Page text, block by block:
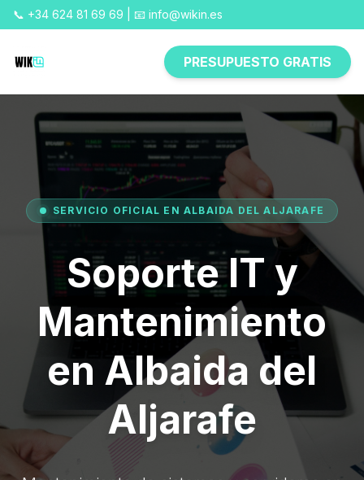
📞 +34 624 81 69 69 | 📧 info@wikin.es
PRESUPUESTO GRATIS
SERVICIO OFICIAL EN ALBAIDA DEL ALJARAFE
Soporte IT y
Mantenimiento
en Albaida del
Aljarafe